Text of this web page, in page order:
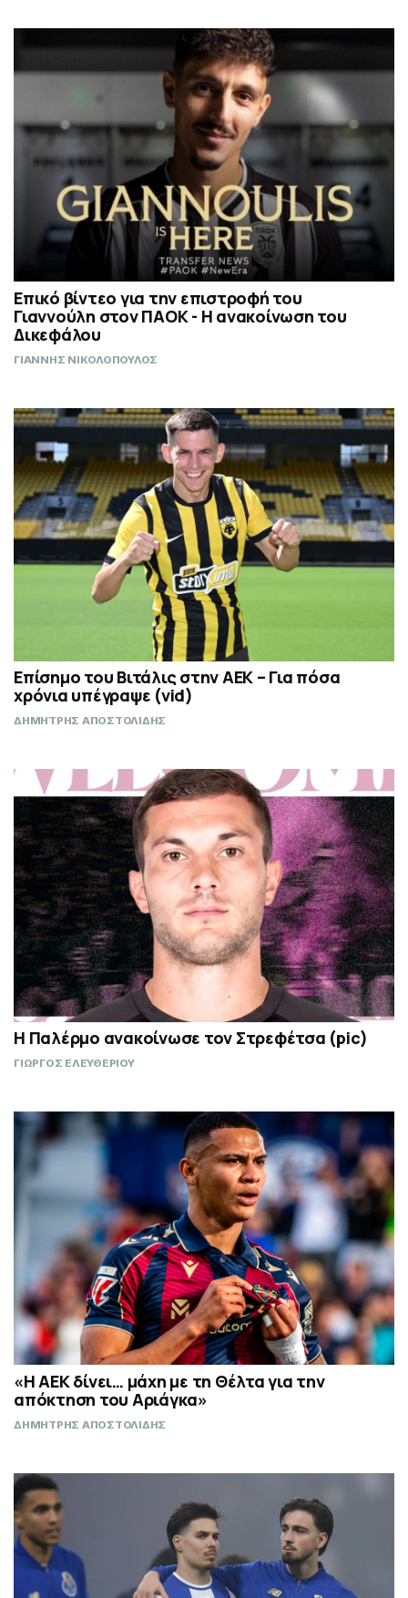
Επικό βίντεο για την επιστροφή του
Γιαννούλη στον ΠΑΟΚ - Η ανακοίνωση του
Δικεφάλου
ΓΙΑΝΝΗΣ ΝΙΚΟΛΟΠΟΥΛΟΣ
Επίσημο του Βιτάλις στην ΑΕΚ – Για πόσα
χρόνια υπέγραψε (vid)
ΔΗΜΗΤΡΗΣ ΑΠΟΣΤΟΛΙΔΗΣ
Η Παλέρμο ανακοίνωσε τον Στρεφέτσα (pic)
ΓΙΩΡΓΟΣ ΕΛΕΥΘΕΡΙΟΥ
«Η ΑΕΚ δίνει… μάχη με τη Θέλτα για την
απόκτηση του Αριάγκα»
ΔΗΜΗΤΡΗΣ ΑΠΟΣΤΟΛΙΔΗΣ